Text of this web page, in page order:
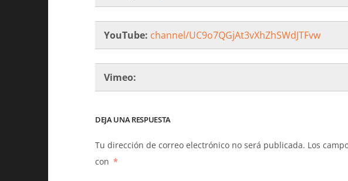
YouTube: channel/UC9o7QGjAt3vXhZhSWdJTFvw
Vimeo:
DEJA UNA RESPUESTA
Tu dirección de correo electrónico no será publicada. Los
con *